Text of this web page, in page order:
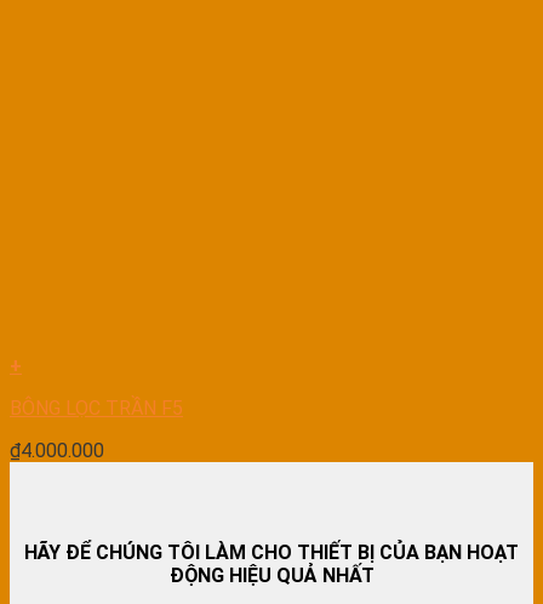
+
BÔNG LỌC TRẦN F5
₫4.000.000
HÃY ĐỂ CHÚNG TÔI LÀM CHO THIẾT BỊ CỦA BẠN HOẠT
ĐỘNG HIỆU QUẢ NHẤT